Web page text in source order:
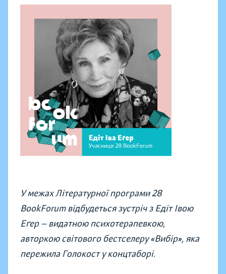
У межах Літературної програми 28
BookForum відбудеться зустріч з Едіт Івою
Еґер — видатною психотерапевкою,
авторкою світового бестселеру «Вибір», яка
пережила Голокост у концтаборі.